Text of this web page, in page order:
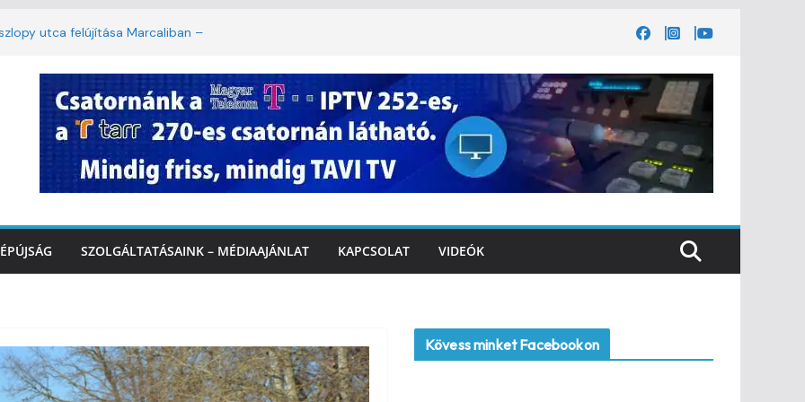
utca felújítása Marcaliban –
lakossági felháborodást váltott ki a
Marcaliban – VIDEÓ
– az első félidő végén
SZOLGÁLTATÁSAINK – MÉDIAAJÁNLAT KAPCSOLAT VIDEÓK
Kövess minket Facebookon